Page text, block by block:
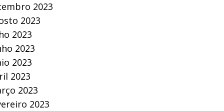
2023
2023
2023
2023
2023
2023
2023
2023